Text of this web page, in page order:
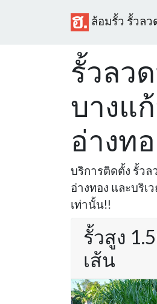
ล้อมรั้ว รั้วล
รั้วลว
บางแ
อ่างท
บริการติดตั้ง รั้วล
อ่างทอง และบริ
เท่านั้น!!
รั้วสูง
เส้น